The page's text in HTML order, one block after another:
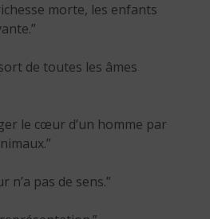
morte, les enfants
de toutes les âmes
le cœur d’un homme par
n’a pas de sens.”